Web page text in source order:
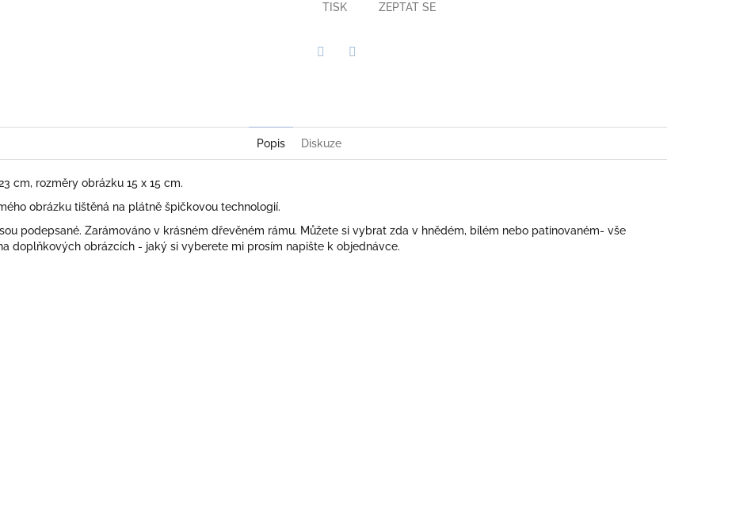
TISK ZEPTAT SE
Popis Diskuze
cm, rozměry obrázku 15 x 15 cm.
obrázku tištěná na plátně špičkovou technologií.
podepsané. Zarámováno v krásném dřevěném rámu. Můžete si vybrat zda v hnědém, bílém nebo patinovaném- vše
doplňkových obrázcích - jaký si vyberete mi prosím napište k objednávce.